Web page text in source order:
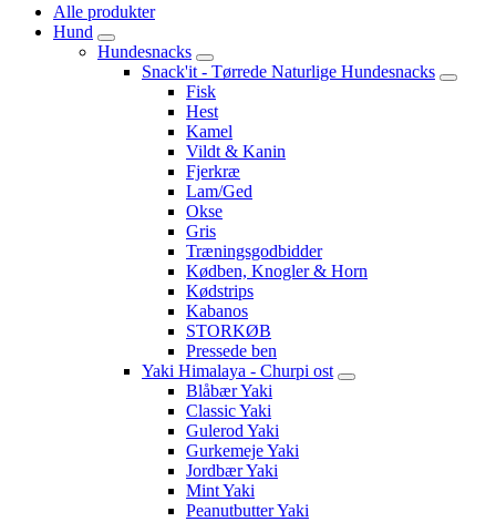
Alle produkter
Hund
Hundesnacks
Snack'it - Tørrede Naturlige Hundesnacks
Fisk
Hest
Kamel
Vildt & Kanin
Fjerkræ
Lam/Ged
Okse
Gris
Træningsgodbidder
Kødben, Knogler & Horn
Kødstrips
Kabanos
STORKØB
Pressede ben
Yaki Himalaya - Churpi ost
Blåbær Yaki
Classic Yaki
Gulerod Yaki
Gurkemeje Yaki
Jordbær Yaki
Mint Yaki
Peanutbutter Yaki